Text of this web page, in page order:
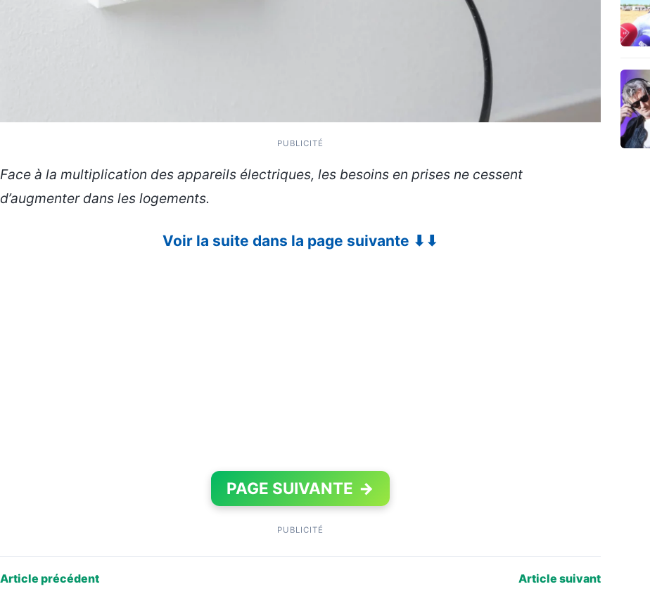
PUBLICITÉ
Face à la multiplication des appareils électriques, les besoins en prises ne cessent
d’augmenter dans les logements.
Voir la suite dans la page suivante ⬇⬇
PAGE SUIVANTE →
PUBLICITÉ
Article précédent Article suivant